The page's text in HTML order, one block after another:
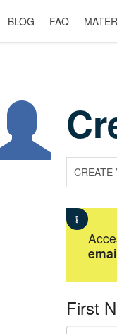
BLOG FAQ
CREATE
First